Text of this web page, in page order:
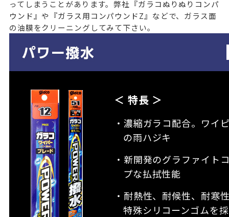
ってしまうことがあります。弊社 『ガラコぬりぬりコンパ
ウンド』 や 『ガラス用コンパウンドZ』 などで、ガラス面
の油膜をクリーニングしてみて下さい。
＜ 特長 ＞
・濃縮ガラコ配合。ワイ
の雨ハジキ
・新開発のグラファイト
プな払拭性能
・耐熱性、耐候性、耐寒
特殊シリコーンゴムを